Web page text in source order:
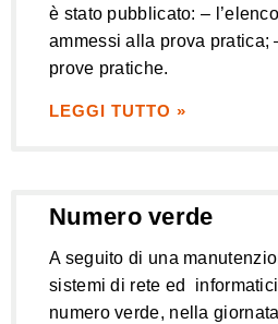
è stato pubblicato: –
ammessi alla prova pratica;
prove pratiche.
LEGGI TUTTO »
Numero verde
A seguito di una
sistemi di rete ed
numero verde, nella